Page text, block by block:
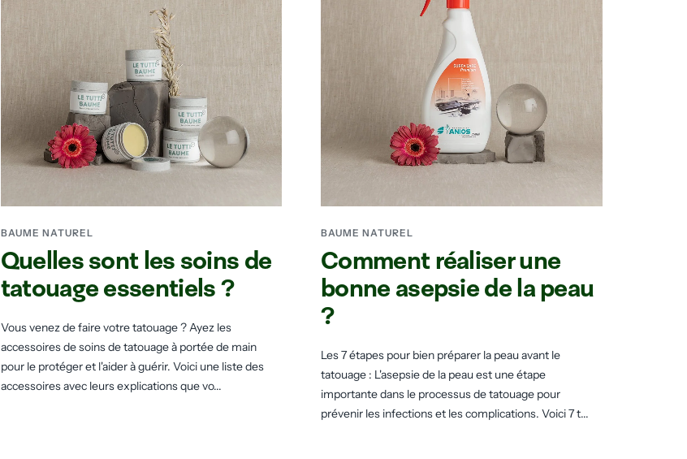
BAUME NATUREL
Quelles sont les soins de
tatouage essentiels ?
Vous venez de faire votre tatouage ? Ayez les
accessoires de soins de tatouage à portée de main
pour le protéger et l'aider à guérir. Voici une liste des
accessoires avec leurs explications que vo...
BAUME NATUREL
Comment réaliser une
bonne asepsie de la peau
?
Les 7 étapes pour bien préparer la peau avant le
tatouage : L'asepsie de la peau est une étape
importante dans le processus de tatouage pour
prévenir les infections et les complications. Voici 7 t...